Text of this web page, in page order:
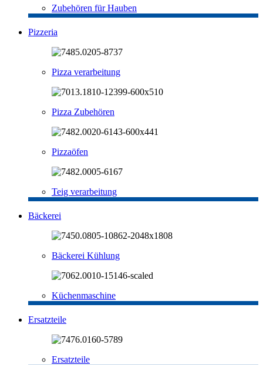
Zubehören für Hauben
Pizzeria
Pizza verarbeitung
Pizza Zubehören
Pizzaöfen
Teig verarbeitung
Bäckerei
Bäckerei Kühlung
Küchenmaschine
Ersatzteile
Ersatzteile